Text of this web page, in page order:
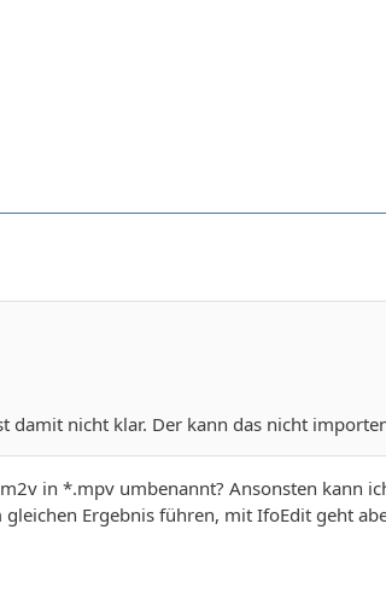
damit nicht klar. Der kann das nicht
in *.mpv umbenannt? Ansonsten kann
Ergebnis führen, mit IfoEdit geht